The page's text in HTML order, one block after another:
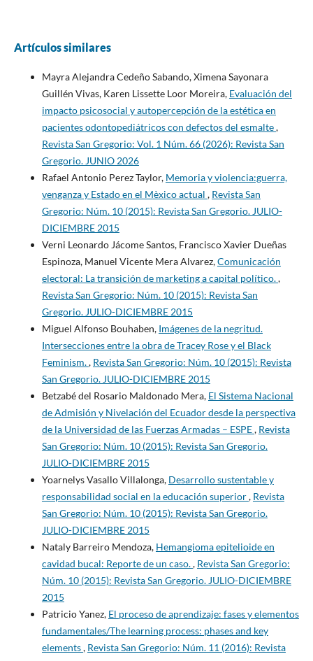
Artículos similares
Mayra Alejandra Cedeño Sabando, Ximena Sayonara
Guillén Vivas, Karen Lissette Loor Moreira, Evaluación del
impacto psicosocial y autopercepción de la estética en
pacientes odontopediátricos con defectos del esmalte,
Revista San Gregorio: Vol. 1 Núm. 66 (2026): Revista San
Gregorio. JUNIO 2026
Rafael Antonio Perez Taylor, Memoria y violencia:guerra,
venganza y Estado en el Mèxico actual , Revista San
Gregorio: Núm. 10 (2015): Revista San Gregorio. JULIO-
DICIEMBRE 2015
Verni Leonardo Jácome Santos, Francisco Xavier Dueñas
Espinoza, Manuel Vicente Mera Alvarez,Comunicación
electoral: La transición de marketing a capital político.,
Revista San Gregorio: Núm. 10 (2015): Revista San
Gregorio. JULIO-DICIEMBRE 2015
Miguel Alfonso Bouhaben, Imágenes de la negritud.
Intersecciones entre la obra de Tracey Rose y el Black
Feminism., Revista San Gregorio: Núm. 10 (2015): Revista
San Gregorio. JULIO-DICIEMBRE 2015
Betzabé del Rosario Maldonado Mera, El Sistema Nacional
de Admisión y Nivelación del Ecuador desde la perspectiva
de la Universidad de las Fuerzas Armadas – ESPE, Revista
San Gregorio: Núm. 10 (2015): Revista San Gregorio.
JULIO-DICIEMBRE 2015
Yoarnelys Vasallo Villalonga, Desarrollo sustentable y
responsabilidad social en la educación superior, Revista
San Gregorio: Núm. 10 (2015): Revista San Gregorio.
JULIO-DICIEMBRE 2015
Nataly Barreiro Mendoza, Hemangioma epitelioide en
cavidad bucal: Reporte de un caso., Revista San Gregorio:
Núm. 10 (2015): Revista San Gregorio. JULIO-DICIEMBRE
2015
Patricio Yanez, El proceso de aprendizaje: fases y elementos
fundamentales/The learning process: phases and key
elements, Revista San Gregorio: Núm. 11 (2016): Revista